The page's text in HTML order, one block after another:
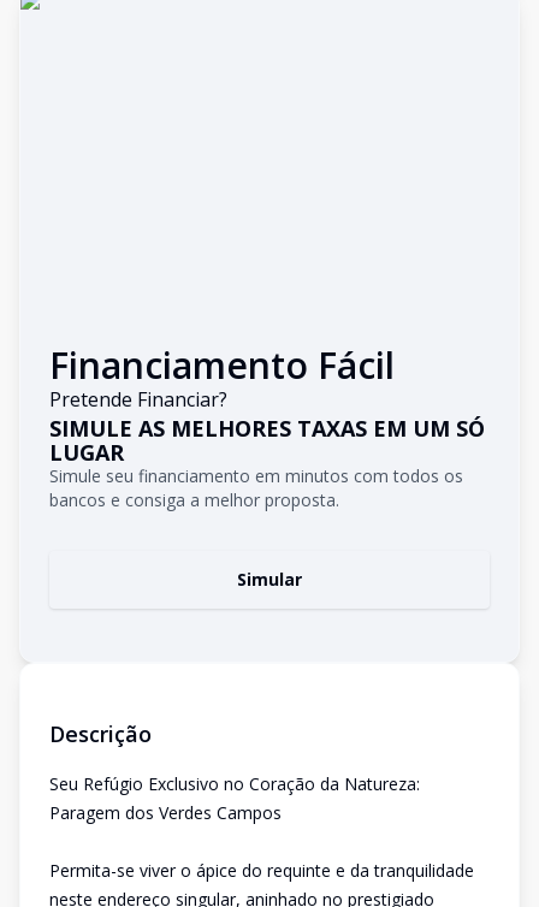
Financiamento Fácil
Pretende Financiar?
SIMULE AS MELHORES TAXAS EM UM SÓ
LUGAR
Simule seu financiamento em minutos com todos os
bancos e consiga a melhor proposta.
Simular
Descrição
Seu Refúgio Exclusivo no Coração da Natureza:
Paragem dos Verdes Campos
Permita-se viver o ápice do requinte e da tranquilidade
neste endereço singular, aninhado no prestigiado